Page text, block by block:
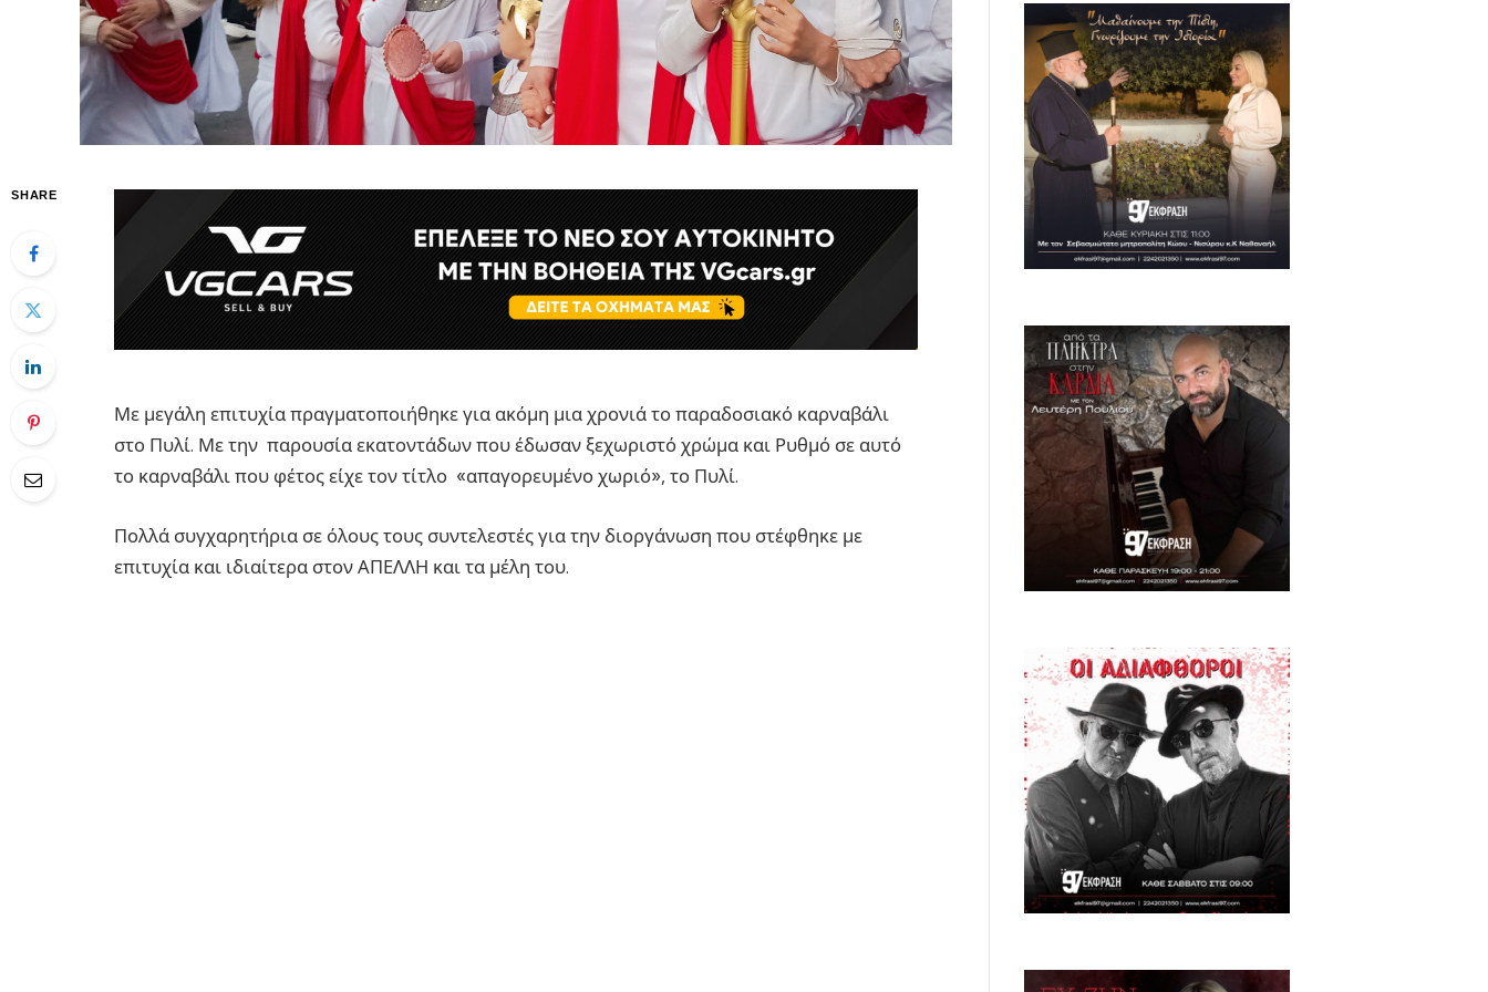
SHARE
Με μεγάλη επιτυχία πραγματοποιήθηκε για ακόμη μια χρονιά το παραδοσιακό καρναβάλι
στο Πυλί. Με την παρουσία εκατοντάδων που έδωσαν ξεχωριστό χρώμα και Ρυθμό σε αυτό
το καρναβάλι που φέτος είχε τον τίτλο «απαγορευμένο χωριό», το Πυλί.
Πολλά συγχαρητήρια σε όλους τους συντελεστές για την διοργάνωση που στέφθηκε με
επιτυχία και ιδιαίτερα στον ΑΠΕΛΛΗ και τα μέλη του.